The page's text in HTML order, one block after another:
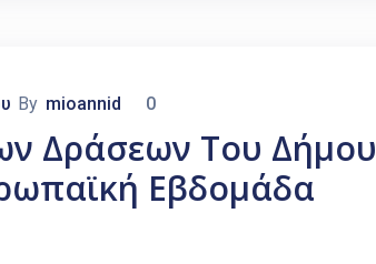
By mioannid 0
Δράσεων Του Δήμου
Εβδομάδα